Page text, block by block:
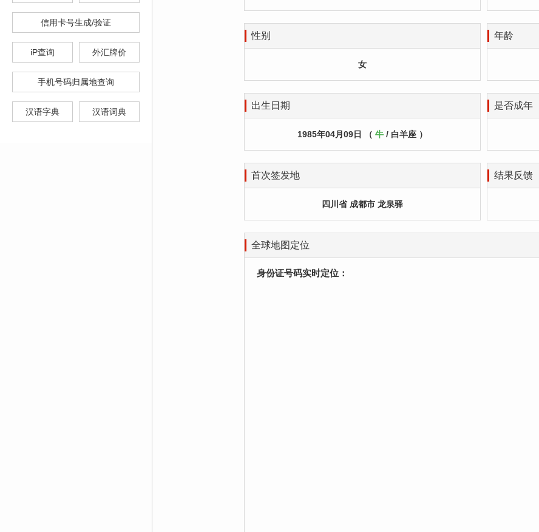
信用卡号生成/验证
iP查询 外汇牌价
手机号码归属地查询
汉语字典 汉语词典
性别
女
年龄
出生日期
1985年04月09日 （ 牛 / 白羊座 ）
是否成年
首次签发地
四川省 成都市 龙泉驿
结果反馈
全球地图定位
身份证号码实时定位：